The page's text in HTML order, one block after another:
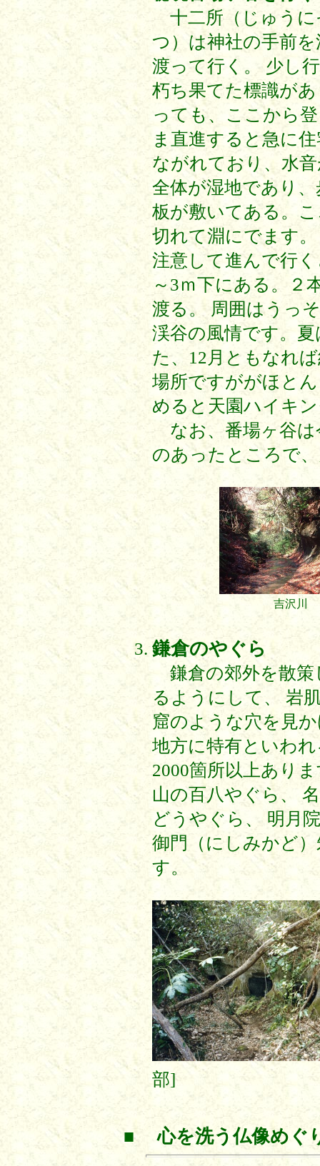
十二所（じゅうに
つ）は神社の手前
渡って行く。 少し
朽ち果てた標識が
っても、ここから
ま直進すると急に
ながれており、水
全体が湿地であり
板が敷いてある。
切れて淵にでます
注意して進んで行
～3ｍ下にある。２
渡る。 周囲はうっ
渓谷の風情です。
た、12月ともなれ
場所ですががほと
めると天園ハイキ
なお、番場ヶ谷は
のあったところで
吉沢川
鎌倉のやぐら
鎌倉の郊外を散策
るようにして、 岩
窟のような穴を見
地方に特有といわ
2000箇所以上あり
山の百八やぐら、
どうやぐら、 明月
御門（にしみかど
す。
部]
■ 心を洗う仏像めぐ